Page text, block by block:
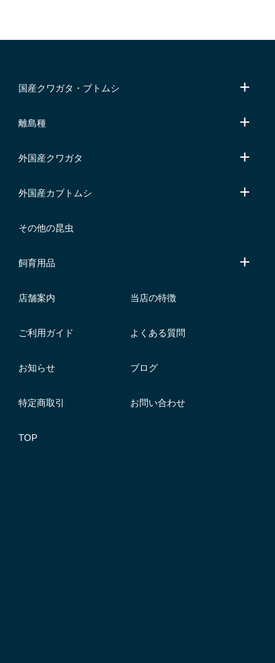
国産クワガタ・ブトムシ
離島種
外国産クワガタ
外国産カブトムシ
その他の昆虫
飼育用品
店舗案内 当店の特徴
ご利用ガイド よくある質問
お知らせ ブログ
特定商取引 お問い合わせ
TOP